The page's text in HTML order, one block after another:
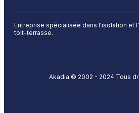
Entreprise spécialisée dans l'isolation et
toit-terrasse.
Akadia © 2002 - 2024 Tous